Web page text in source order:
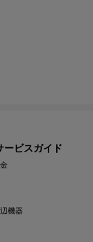
ビスガイド
機器